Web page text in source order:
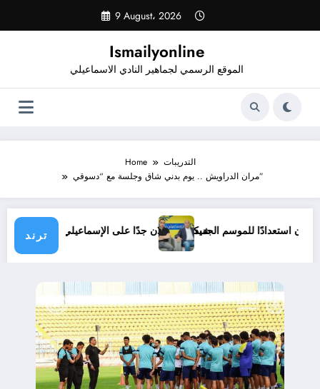
content
9 August، 2026
Ismailyonline
الموقع الرسمي لجماهير النادي الاسماعيلي
Home
التدريبات
مران الدراويش .. يوم بدني شاق وجلسة مع “دسوقي”
ترند
شيكابالا: زعلان جدًا على الإسماعيلي..حتى الآن استعدادًا للموسم الجديد